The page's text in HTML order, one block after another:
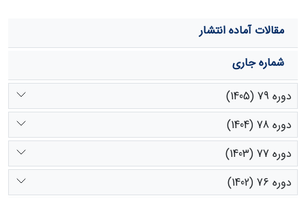
مقالات آماده انتشار
شماره جاری
دوره 79 (1405)
دوره 78 (1404)
دوره 77 (1403)
دوره 76 (1402)